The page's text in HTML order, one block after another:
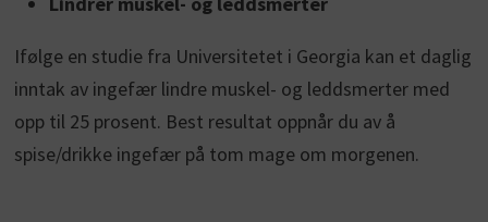
Ifølge en studie fra Universitetet i Georgia kan et daglig
inntak av ingefær lindre muskel- og leddsmerter med
opp til 25 prosent. Best resultat oppnår du av å
spise/drikke ingefær på tom mage om morgenen.